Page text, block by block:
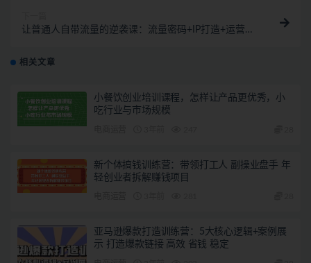
让普通人自带流量的逆袭课：流量密码+IP打造+运营技
相关文章
小餐饮创业培训课程，怎样让产品更优秀，小
吃行业与市场规模
新个体搞钱训练营：带领打工人 副操业盘手 年
轻创业者拆解赚钱项目
亚马逊爆款打造训练营：5大核心逻辑+案例展
示 打造爆款链接 高效 省钱 稳定